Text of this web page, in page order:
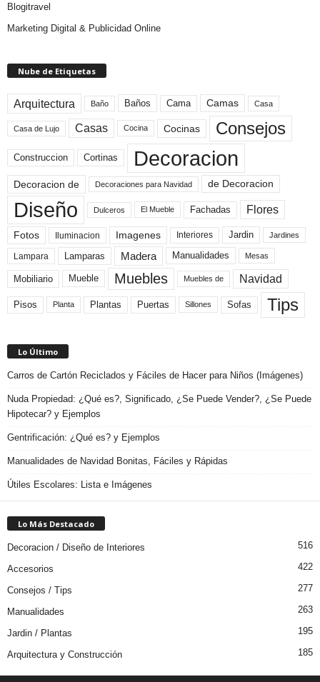
Blogitravel
Marketing Digital & Publicidad Online
Nube de Etiquetas
Arquitectura Baño Baños Cama Camas Casa
Casa de Lujo Casas Cocina Cocinas Consejos
Construccion Cortinas Decoracion
Decoracion de Decoraciones para Navidad de Decoracion
Diseño Dulceros El Mueble Fachadas Flores
Fotos Iluminacion Imagenes Interiores Jardin Jardines
Lampara Lamparas Madera Manualidades Mesas
Mobiliario Mueble Muebles Muebles de Navidad
Pisos Planta Plantas Puertas Sillones Sofas Tips
Lo Último
Carros de Cartón Reciclados y Fáciles de Hacer para Niños (Imágenes)
Nuda Propiedad: ¿Qué es?, Significado, ¿Se Puede Vender?, ¿Se Puede
Hipotecar? y Ejemplos
Gentrificación: ¿Qué es? y Ejemplos
Manualidades de Navidad Bonitas, Fáciles y Rápidas
Útiles Escolares: Lista e Imágenes
Lo Más Destacado
Decoracion / Diseño de Interiores 516
Accesorios 422
Consejos / Tips 277
Manualidades 263
Jardin / Plantas 195
Arquitectura y Construcción 185